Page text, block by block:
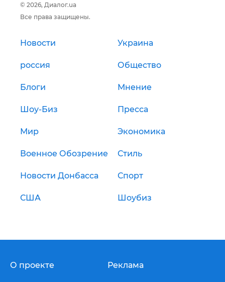
© 2026, Диалог.ua
Все права защищены.
Новости Украина
россия Общество
Блоги Мнение
Шоу-Биз Пресса
Мир Экономика
Военное Обозрение Стиль
Новости Донбасса Спорт
США Шоубиз
О проекте Реклама